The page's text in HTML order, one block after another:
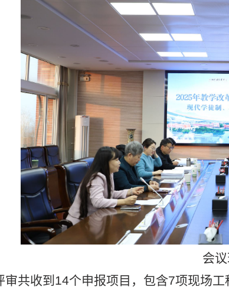
会
审共收到14个申报项目，包含7项现场